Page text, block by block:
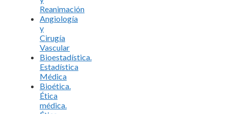
Reanimación
Angiología
y
Cirugía
Vascular
Bioestadística.
Estadística
Médica
Bioética.
Ética
médica.